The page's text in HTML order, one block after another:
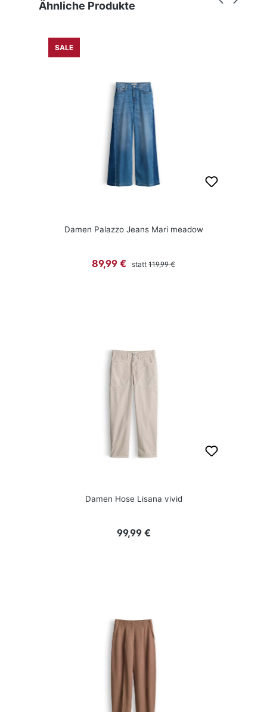
Produktgalerie überspringen
Ähnliche Produkte
SALE
Damen Palazzo Jeans Mari meadow
Verkaufspreis:
89,99 € statt Regulärer Preis:
119,99 €
Damen Hose Lisana vivid
Regulärer Preis:
99,99 €